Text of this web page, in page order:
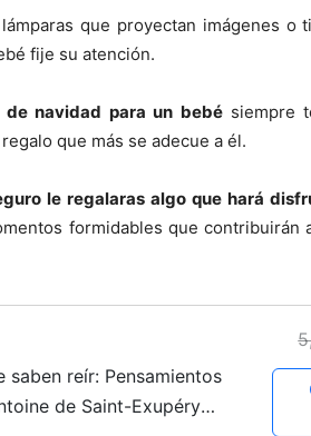
que proyectan imágenes o
fije su atención.
de navidad para un bebé siempre
que más se adecue a él.
le regalaras algo que hará
formidables que contribuirán
saben reír: Pensamientos
de Saint-Exupéry